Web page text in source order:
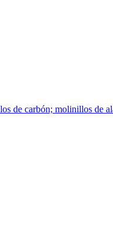
de carbón; molinillos de